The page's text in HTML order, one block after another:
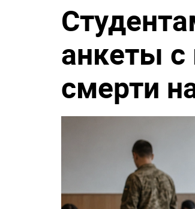
анкеты
смерти